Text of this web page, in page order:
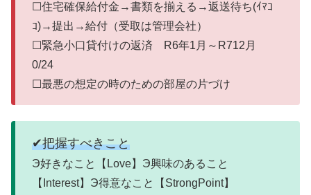
☐住宅確保給付金→書類を揃える→返送待ち(ｲﾏｺ
ｺ)→提出→給付（受取は管理会社）
☐緊急小口貸付けの返済 R6年1月～R712月
0/24
☐最悪の想定の時のための部屋の片づけ
✔把握すべきこと
Э好きなこと【Love】Э興味のあること
【Interest】Э得意なこと【StrongPoint】